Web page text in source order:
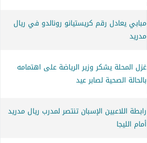
مبابي يعادل رقم كريستيانو رونالدو في ريال
مدريد
غزل المحلة يشكر وزير الرياضة على اهتمامه
بالحالة الصحية لصابر عيد
رابطة اللاعبين الإسبان تنتصر لمدرب ريال مدريد
أمام الليجا